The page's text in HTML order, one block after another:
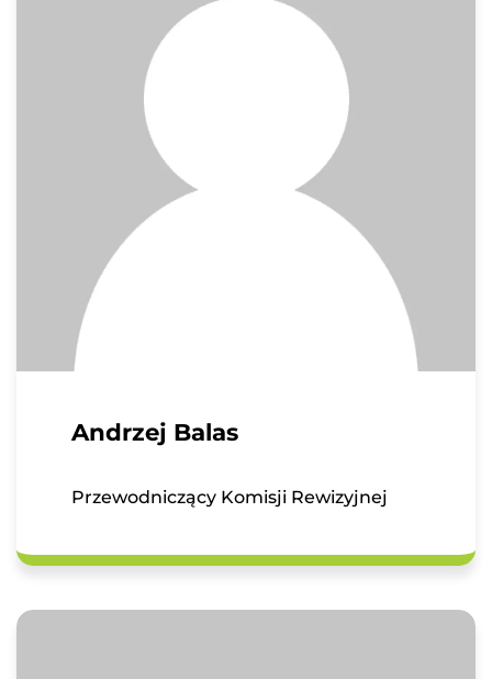
Andrzej Balas
Przewodniczący Komisji Rewizyjnej
Przeczytałem i zrozumiałem Politykę Prywatności
oraz Cookies oraz wyrażam zgodę na
przetwarzanie moich danych osobowych przez
Związek Gorzelni Polskich w celu udzielenia
odpowiedzi na wiadomość przesłaną za pomocą
formularza kontaktowego.
Wyślij wiadomość